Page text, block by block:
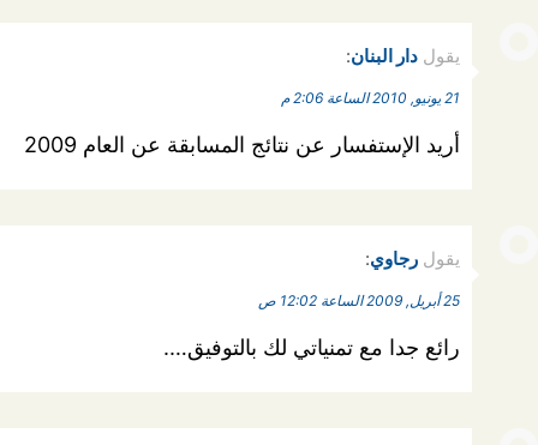
يقول دار البنان:
21 يونيو, 2010 الساعة 2:06 م
أريد الإستفسار عن نتائج المسابقة عن العام 2009
يقول رجاوي:
25 أبريل, 2009 الساعة 12:02 ص
رائع جدا مع تمنياتي لك بالتوفيق….